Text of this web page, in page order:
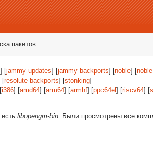
пакетов
] [jammy-updates] [jammy-backports] [noble] [
[resolute-backports] [stonking]
i386] [amd64] [arm64] [armhf] [ppc64el ] [riscv64] [
libopengm-bin. Были просмотрены все